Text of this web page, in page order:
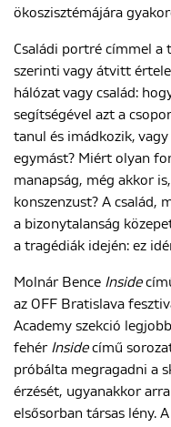
ökoszisztémájára
Családi portré címmel a
szerinti vagy átvitt
hálózat vagy család:
segítségével azt a
tanul és imádkozik,
egymást? Miért olyan
manapság, még akkor
konszenzust? A család,
a bizonytalanság
a tragédiák idején: ez
Molnár Bence Inside
az OFF Bratislava
Academy szekció
fehérInsidecímű
próbálta megragadni a
érzését, ugyanakkor
elsősorban társas lény.